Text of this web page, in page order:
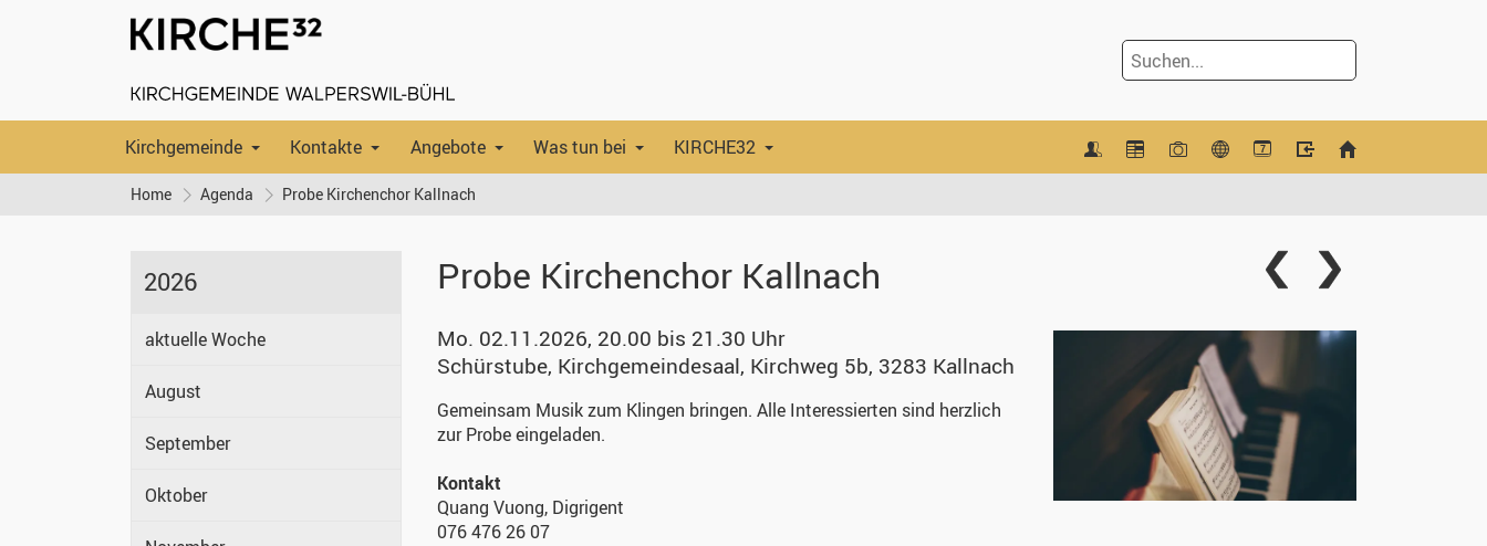
7
Kirchgemeinde Kontakte Angebote Was tun bei KIRCHE32
Home Agenda Probe Kirchenchor Kallnach
2026
aktuelle Woche
August
September
Oktober
Probe Kirchenchor Kallnach
Mo. 02.11.2026, 20.00 bis 21.30 Uhr
Schürstube, Kirchgemeindesaal, Kirchweg 5b, 3283 Kallnach
Gemeinsam Musik zum Klingen bringen. Alle Interessierten sind herzlich
zur Probe eingeladen.
Kontakt
Quang Vuong, Digrigent
076 476 26 07